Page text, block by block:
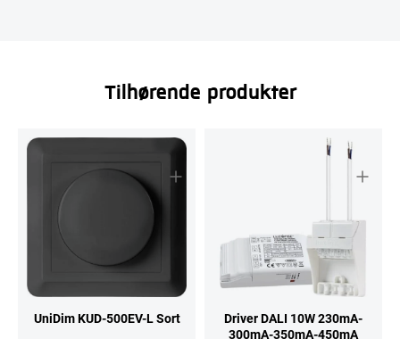
Tilhørende produkter
UniDim KUD-500EV-L Sort
Driver DALI 10W 230mA-
300mA-350mA-450mA